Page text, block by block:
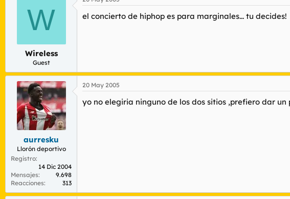
W
Wireless
Guest
el concierto de hiphop es para marginales... tu decides!
aurresku
Llorón deportivo
Registro
14 Dic 2004
Mensajes
9.698
Reacciones
313
20 May 2005
yo no elegiria ninguno de los dos sitios ,prefiero dar